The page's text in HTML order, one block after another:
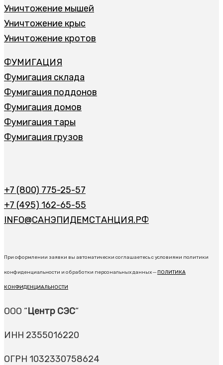
Уничтожение мышей
Уничтожение крыс
Уничтожение кротов
ФУМИГАЦИЯ
Фумигация склада
Фумигация поддонов
Фумигация домов
Фумигация тары
Фумигация грузов
+7 (800) 775-25-57
+7 (495) 162-65-55
INFO@САНЭПИДЕМСТАНЦИЯ.РФ
При оформлении заявки вы автоматически соглашаетесь с условиями политики
конфиденциальности и обработки персональных данных ─ ПОЛИТИКА
КОНФИДЕНЦИАЛЬНОСТИ
ООО “Центр СЭС“
ИНН 2355016220
ОГРН 1032330758624